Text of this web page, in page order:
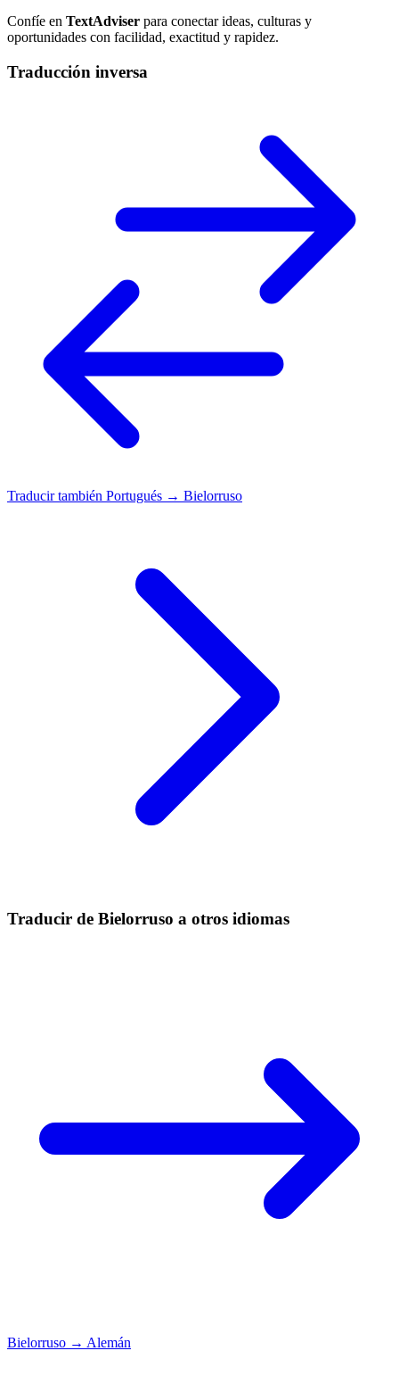
Confíe en TextAdviser para conectar ideas, culturas y
oportunidades con facilidad, exactitud y rapidez.
Traducción inversa
Traducir también Portugués → Bielorruso
Traducir de Bielorruso a otros idiomas
Bielorruso → Alemán